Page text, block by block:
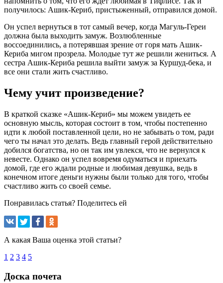
получилось: Ашик-Кериб, пристыженный, отправился домой.
Он успел вернуться в тот самый вечер, когда Магуль-Гереи
должна была выходить замуж. Возлюбленные
воссоединились, а потерявшая зрение от горя мать Ашик-
Кериба мигом прозрела. Молодые тут же решили жениться. А
сестра Ашик-Кериба решила выйти замуж за Куршуд-бека, и
все они стали жить счастливо.
Чему учит произведение?
В краткой сказке «Ашик-Кериб» мы можем увидеть ее
основную мысль, которая состоит в том, чтобы постепенно
идти к любой поставленной цели, но не забывать о том, ради
чего ты начал это делать. Ведь главный герой действительно
добился богатства, но он так им увлекся, что не вернулся к
невесте. Однако он успел вовремя одуматься и приехать
домой, где его ждали родные и любимая девушка, ведь в
конечном итоге деньги нужны были только для того, чтобы
счастливо жить со своей семье.
Понравилась статья? Поделитесь ей
А какая Ваша оценка этой статьи?
1 2 3 4 5
Доска почета